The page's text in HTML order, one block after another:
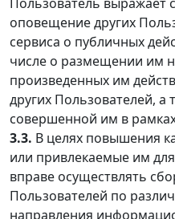
оповещение других
сервиса о публичных
числе о размещении им
произведенных им
других Пользователей, а
совершенной им в
3.3. В целях повышения
или привлекаемые им
вправе осуществлять
Пользователей по
направления